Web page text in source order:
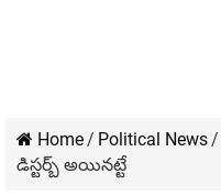
Home/ Political News/
డిస్టర్బ్ అయినట్టే